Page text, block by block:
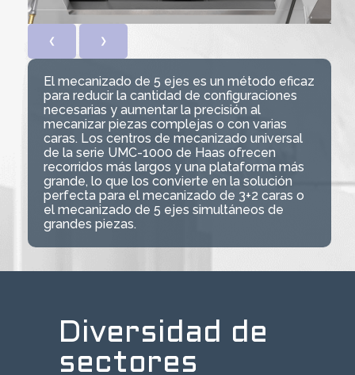
❮ ❯
El mecanizado de 5 ejes es un método eficaz
para reducir la cantidad de configuraciones
necesarias y aumentar la precisión al
mecanizar piezas complejas o con varias
caras. Los centros de mecanizado universal
de la serie UMC-1000 de Haas ofrecen
recorridos más largos y una plataforma más
grande, lo que los convierte en la solución
perfecta para el mecanizado de 3+2 caras o
el mecanizado de 5 ejes simultáneos de
grandes piezas.
Diversidad de
sectores